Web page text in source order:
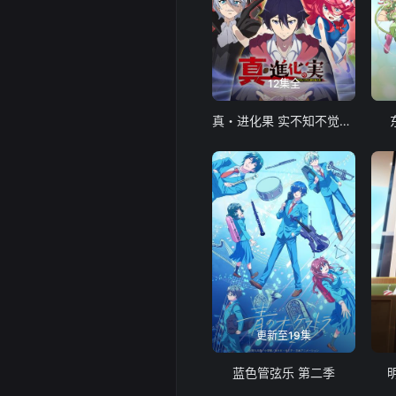
12集全
真・进化果 实不知不觉踏上胜利的人生
更新至19集
蓝色管弦乐 第二季